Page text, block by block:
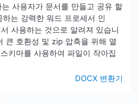
사용자가 문서를 만들고 공유 할
는 강력한 워드 프로세서 인
사용하는 것으로 알려져 있습니
큰 호환성 및 zip 압축을 위해 열
키마를 사용하여 파일이 작아집
DOCX 변환기